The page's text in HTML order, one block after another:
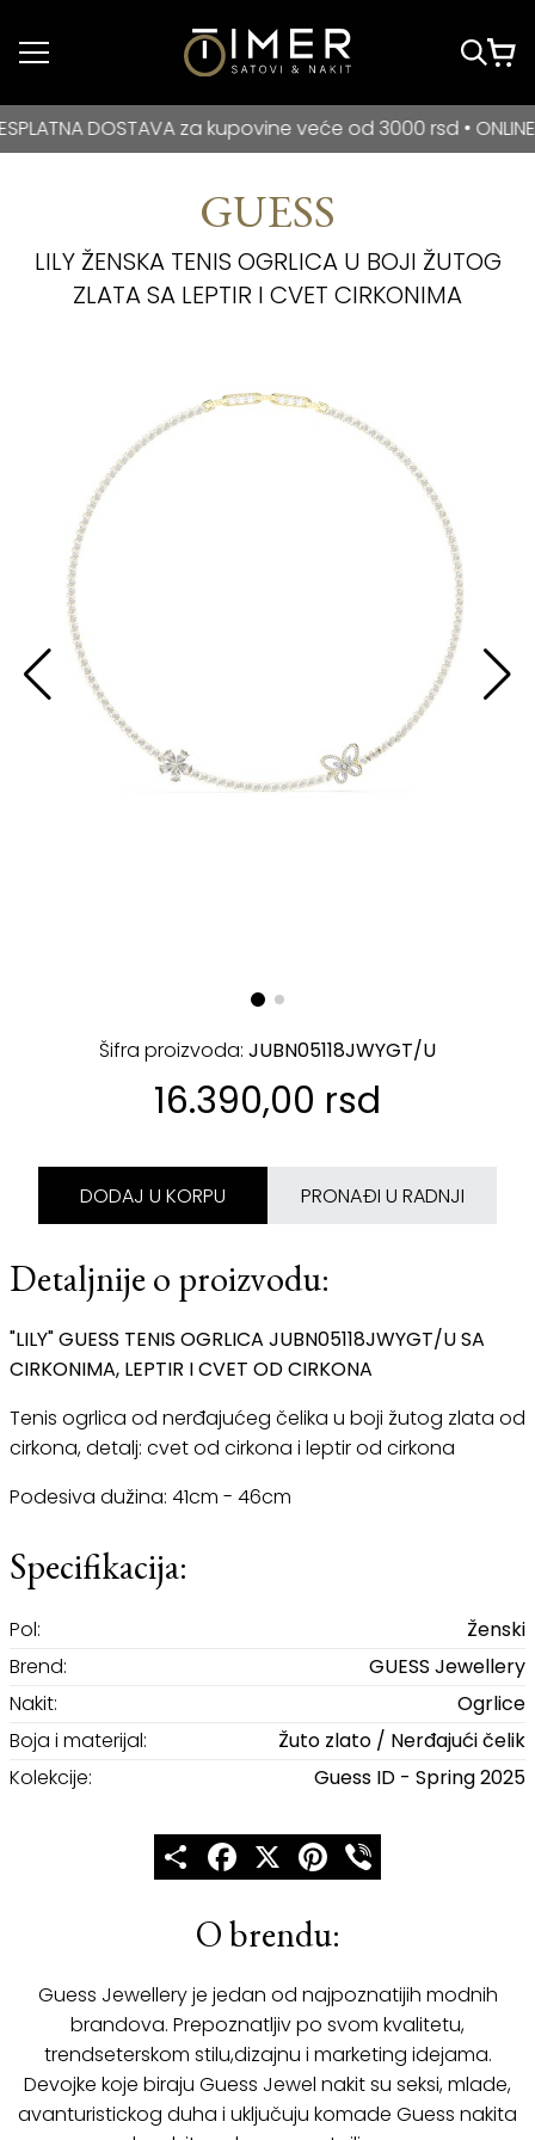
Idi do glavnog
BESPLATNA DOSTAVA za kupovine veće od 3000 rsd •
DOSTAVA za kupovine veće od 3000 rsd • ONLINE
GUESS
LILY ŽENSKA TENIS OGRLICA U BOJI ŽUTOG
ZLATA SA LEPTIR I CVET CIRKONIMA
Šifra proizvoda: JUBN05118JWYGT/U
16.390,00 rsd
DODAJ U KORPU PRONAĐI U RADNJI
Detaljnije o proizvodu:
"LILY" GUESS TENIS OGRLICA JUBN05118JWYGT/U SA
CIRKONIMA, LEPTIR I CVET OD CIRKONA
Tenis ogrlica od nerđajućeg čelika u boji žutog zlata od
cirkona, detalj: cvet od cirkona i leptir od cirkona
Podesiva dužina: 41cm - 46cm
Specifikacija:
Pol:
Ženski
Brend:
GUESS Jewellery
Nakit:
Ogrlice
Boja i materijal:
Žuto zlato / Nerđajući čelik
Kolekcije:
Guess ID - Spring 2025
ShareFacebook
X Pinterest
O brendu:
Guess Jewellery je jedan od najpoznatijih modnih
brandova. Prepoznatljiv po svom kvalitetu,
trendseterskom stilu,dizajnu i marketing idejama.
Devojke koje biraju Guess Jewel nakit su seksi, mlade,
avanturistickog duha i uključuju komade Guess nakita